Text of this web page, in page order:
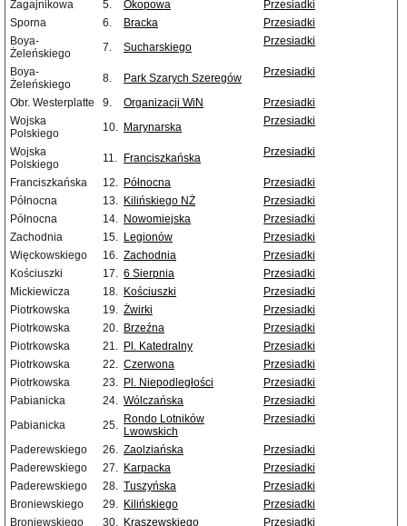
Zagajnikowa
5. Okopowa
Przesiadki
Sporna
6. Bracka
Przesiadki
Boya-
Żeleńskiego
7. Sucharskiego Przesiadki
Boya-
Żeleńskiego
8. Park Szarych Szeregów Przesiadki
Obr. Westerplatte 9. Organizacji WiN
Przesiadki
Wojska
Polskiego
10. Marynarska Przesiadki
Wojska
Polskiego
11. Franciszkańska Przesiadki
Franciszkańska 12. Północna
Przesiadki
Północna
13. Kilińskiego NŻ
Przesiadki
Północna
14. Nowomiejska
Przesiadki
Zachodnia
15. Legionów
Przesiadki
Więckowskiego
16. Zachodnia
Przesiadki
Kościuszki
17. 6 Sierpnia
Przesiadki
Mickiewicza
18. Kościuszki
Przesiadki
Piotrkowska
19. Żwirki
Przesiadki
Piotrkowska
20. Brzeźna
Przesiadki
Piotrkowska
21. Pl. Katedralny
Przesiadki
Piotrkowska
22. Czerwona
Przesiadki
Piotrkowska
23. Pl. Niepodległości
Przesiadki
Pabianicka
24. Wólczańska
Przesiadki
Pabianicka
25. Rondo Lotników
Lwowskich
Przesiadki
Paderewskiego 26. Zaolziańska
Przesiadki
Paderewskiego
27. Karpacka
Przesiadki
Paderewskiego
28. Tuszyńska
Przesiadki
Broniewskiego
29. Kilińskiego
Przesiadki
Broniewskiego
30. Kraszewskiego Przesiadki